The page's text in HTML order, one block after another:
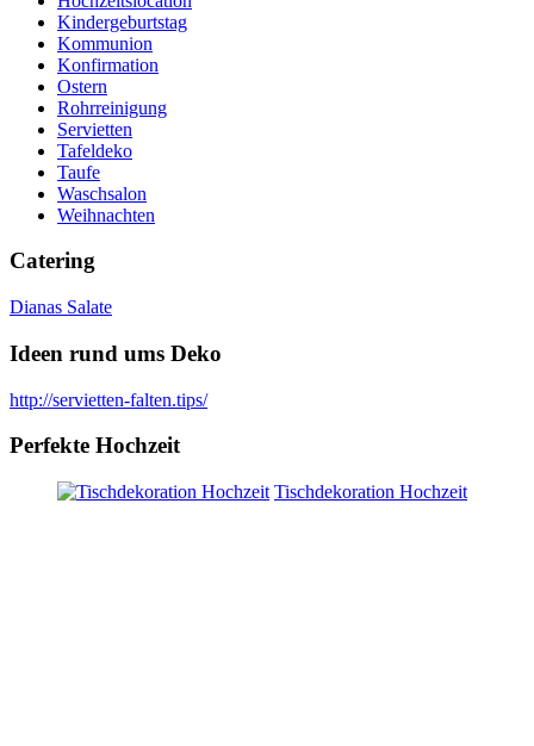
Kindergeburtstag
Kommunion
Konfirmation
Ostern
Rohrreinigung
Servietten
Tafeldeko
Taufe
Waschsalon
Weihnachten
Catering
Dianas Salate
Ideen rund ums Deko
http://servietten-falten.tips/
Perfekte Hochzeit
Tischdekoration Hochzeit